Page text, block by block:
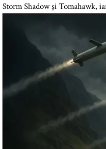
Storm Shadow și Tomahawk,